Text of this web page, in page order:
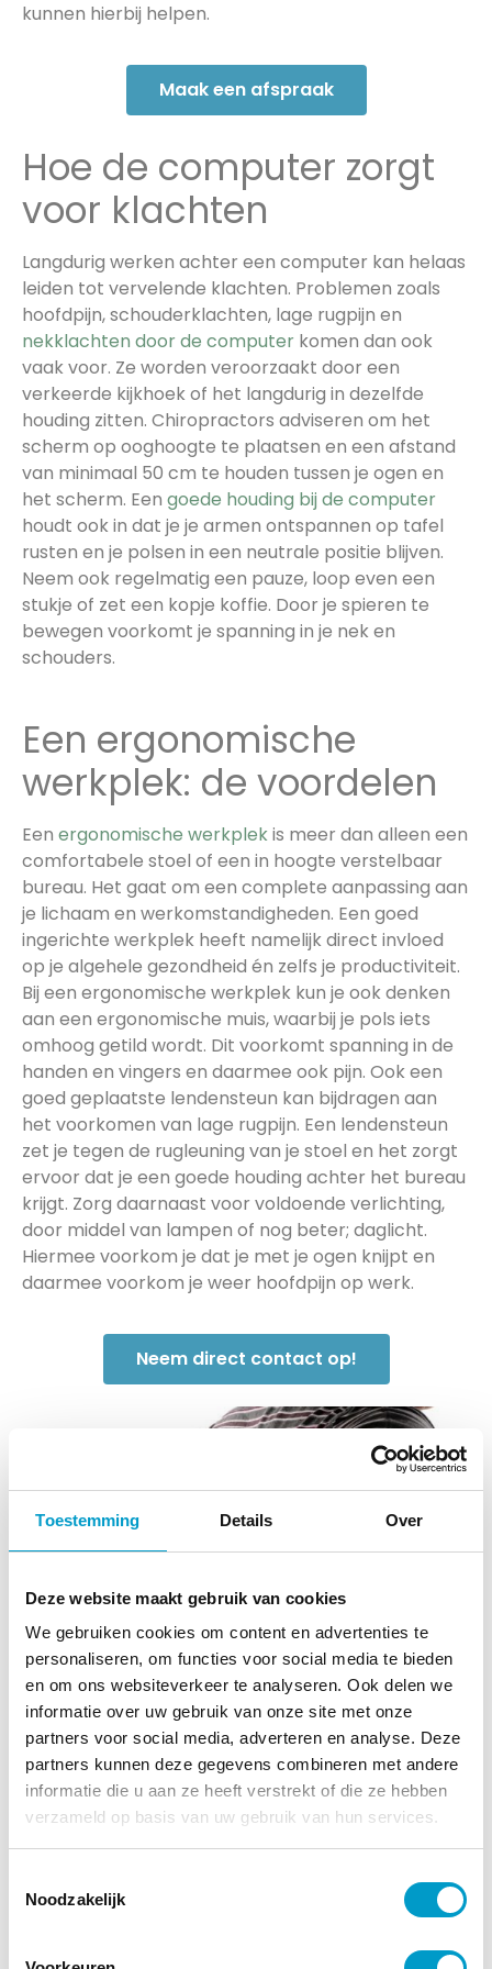
Toestemming Details Over
Deze website maakt gebruik van cookies
We gebruiken cookies om content en advertenties te
personaliseren, om functies voor social media te bieden
en om ons websiteverkeer te analyseren. Ook delen we
informatie over uw gebruik van onze site met onze
partners voor social media, adverteren en analyse. Deze
partners kunnen deze gegevens combineren met andere
informatie die u aan ze heeft verstrekt of die ze hebben
verzameld op basis van uw gebruik van hun services.
Noodzakelijk
kunnen hierbij helpen.
Maak een afspraak
Hoe de computer zorgt
voor klachten
Langdurig werken achter een computer kan helaas
leiden tot vervelende klachten. Problemen zoals
hoofdpijn, schouderklachten, lage rugpijn en
nekklachten door de computer komen dan ook
vaak voor. Ze worden veroorzaakt door een
verkeerde kijkhoek of het langdurig in dezelfde
houding zitten. Chiropractors adviseren om het
scherm op ooghoogte te plaatsen en een afstand
van minimaal 50 cm te houden tussen je ogen en
het scherm. Een goede houding bij de computer
houdt ook in dat je je armen ontspannen op tafel
rusten en je polsen in een neutrale positie blijven.
Neem ook regelmatig een pauze, loop even een
stukje of zet een kopje koffie. Door je spieren te
bewegen voorkomt je spanning in je nek en
schouders.
Een ergonomische
werkplek: de voordelen
Een ergonomische werkplekis meer dan alleen een
comfortabele stoel of een in hoogte verstelbaar
bureau. Het gaat om een complete aanpassing aan
je lichaam en werkomstandigheden. Een goed
ingerichte werkplek heeft namelijk direct invloed
op je algehele gezondheid én zelfs je productiviteit.
Bij een ergonomische werkplek kun je ook denken
aan een ergonomische muis, waarbij je pols iets
omhoog getild wordt. Dit voorkomt spanning in de
handen en vingers en daarmee ook pijn. Ook een
goed geplaatste lendensteun kan bijdragen aan
het voorkomen van lage rugpijn. Een lendensteun
zet je tegen de rugleuning van je stoel en het zorgt
ervoor dat je een goede houding achter het bureau
krijgt. Zorg daarnaast voor voldoende verlichting,
door middel van lampen of nog beter; daglicht.
Hiermee voorkom je dat je met je ogen knijpt en
daarmee voorkom je weer hoofdpijn op werk.
Neem direct contact op!
Preventie en
bewustwording op de